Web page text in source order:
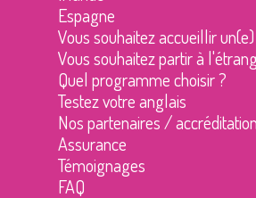
Espagne
Vous souhaitez accueillir
Vous souhaitez partir à
Quel programme choisir ?
Testez votre anglais
Nos partenaires /
Assurance
Témoignages
FAQ